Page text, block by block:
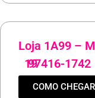
Loja 1A99 –
19
97416-1742
COMO CHEGAR